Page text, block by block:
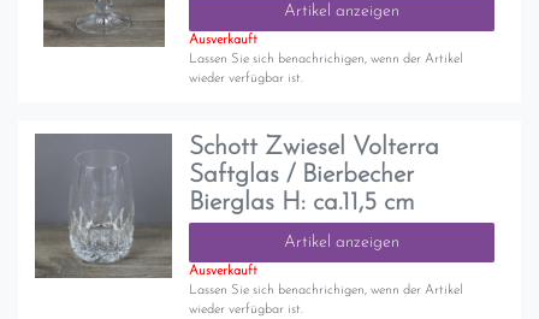
Artikel anzeigen
Ausverkauft
Lassen Sie sich benachrichigen, wenn der Artikel
wieder verfügbar ist.
Schott Zwiesel Volterra
Saftglas / Bierbecher
Bierglas H: ca.11,5 cm
Artikel anzeigen
Ausverkauft
Lassen Sie sich benachrichigen, wenn der Artikel
wieder verfügbar ist.